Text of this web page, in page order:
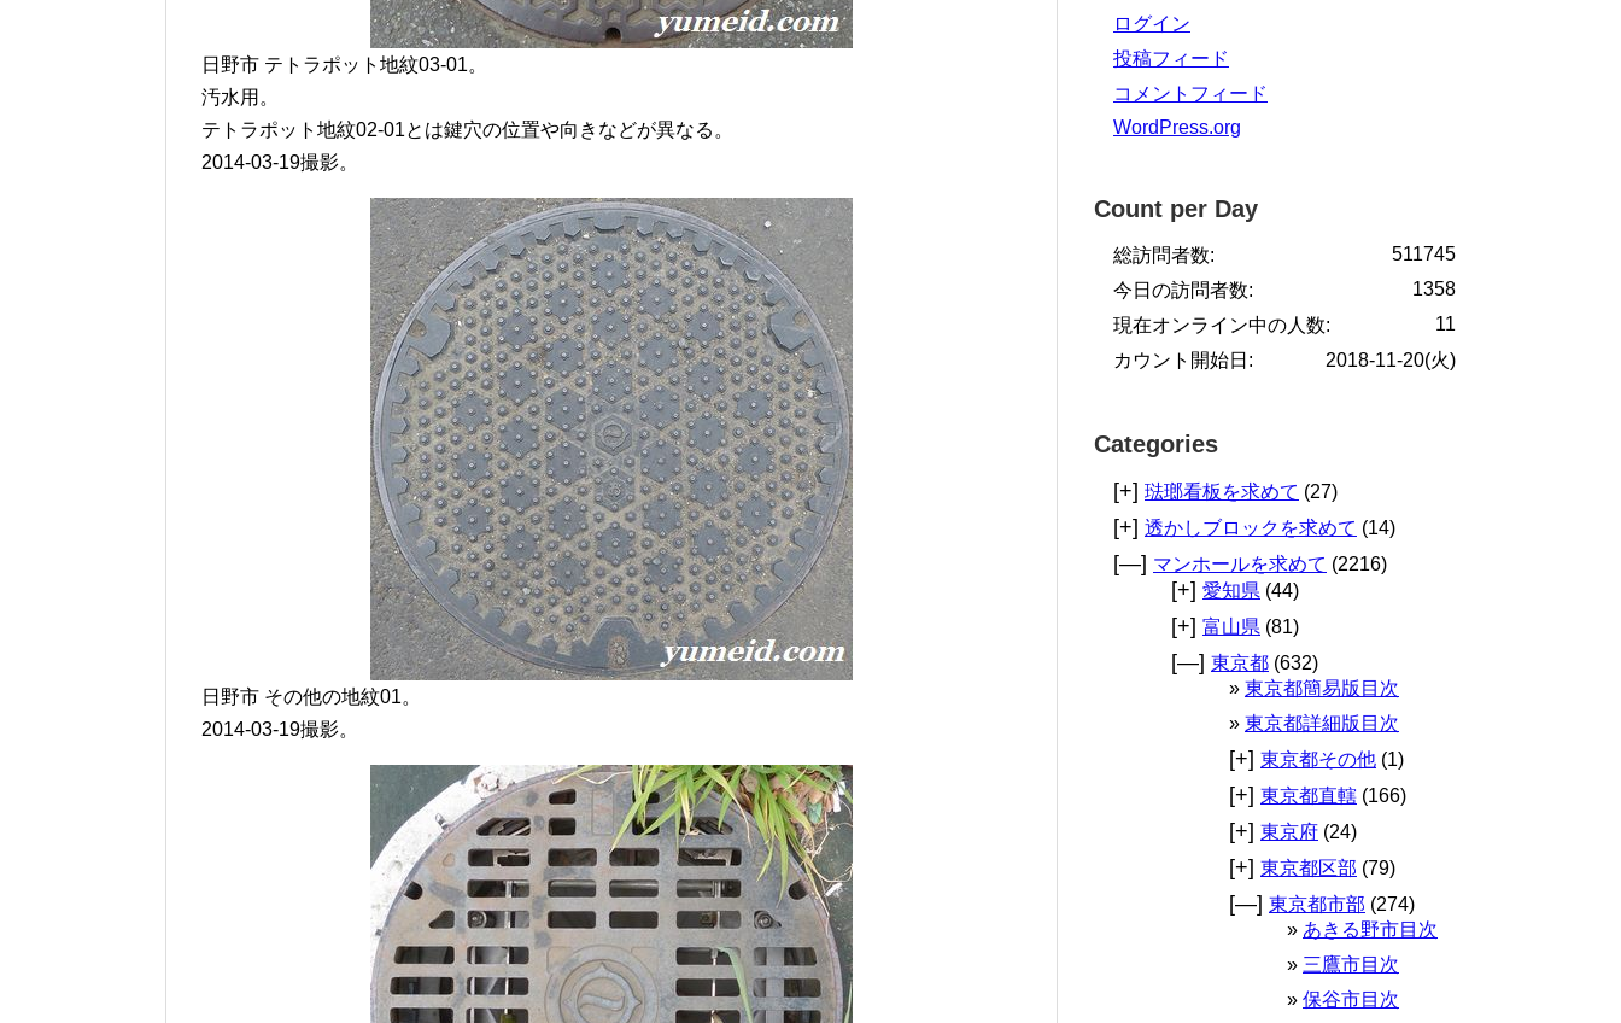
日野市 テトラポット地紋03-01。
汚水用。
テトラポット地紋02-01とは鍵穴の位置や向きなどが異なる。
2014-03-19撮影。
日野市 その他の地紋01。
2014-03-19撮影。
ログイン
投稿フィード
コメントフィード
WordPress.org
Count per Day
511745
総訪問者数:
1358
今日の訪問者数:
11
現在オンライン中の人数:
2018-11-20(火)
カウント開始日:
Categories
[+] 琺瑯看板を求めて (27)
[+] 透かしブロックを求めて (14)
[—] マンホールを求めて (2216)
[+] 愛知県 (44)
[+] 富山県 (81)
[—] 東京都 (632)
東京都簡易版目次
東京都詳細版目次
[+] 東京都その他 (1)
[+] 東京都直轄 (166)
[+] 東京府 (24)
[+] 東京都区部 (79)
[—] 東京都市部 (274)
あきる野市目次
三鷹市目次
保谷市目次